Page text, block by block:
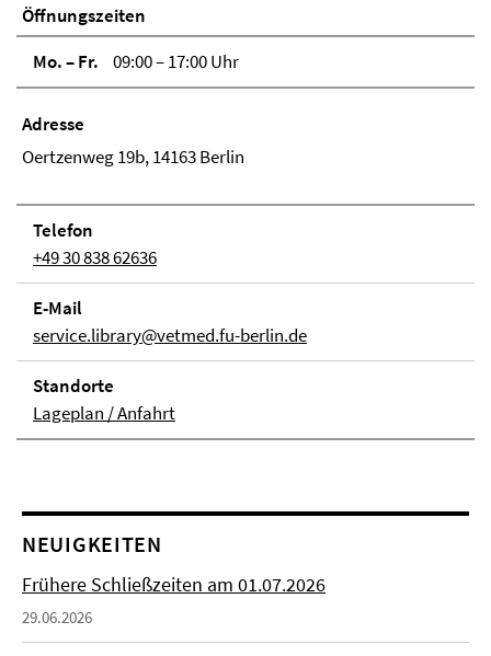
Öffnungszeiten
Mo. – Fr.
09:00 – 17:00 Uhr
Adresse
Oertzenweg 19b, 14163 Berlin
Telefon
+49 30 838 62636
E-Mail
service.library@vetmed.fu-berlin.de
Stand­orte
Lageplan / Anfahrt
NEUIGKEITEN
Frühere Schließzeiten am 01.07.2026
29.06.2026